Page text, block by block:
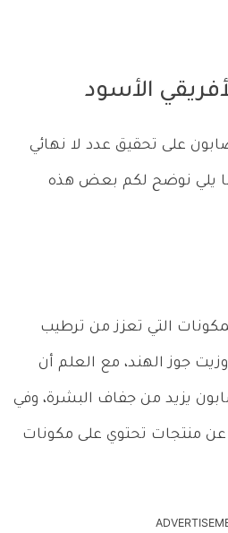
الأسود
على تحقيق عدد لا نهائي
يلي نوضح لكم بعض هذه
التي تعزز من ترطيب
جوز الهند، مع العلم أن
يزيد من جفاف البشرة، وفي
عن منتجات تحتوي على مكونات